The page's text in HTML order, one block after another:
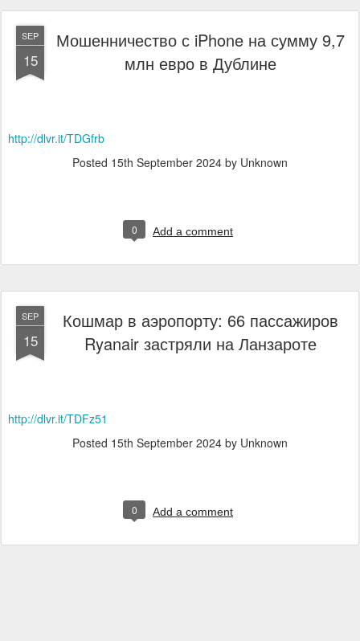
SEP
15
Мошенничество с iPhone на сумму 9,7
млн евро в Дублине
http://dlvr.it/TDGfrb
Posted 15th September 2024 by Unknown
0 Add a comment
SEP
15
Кошмар в аэропорту: 66 пассажиров
Ryanair застряли на Ланзароте
http://dlvr.it/TDFz51
Posted 15th September 2024 by Unknown
0 Add a comment